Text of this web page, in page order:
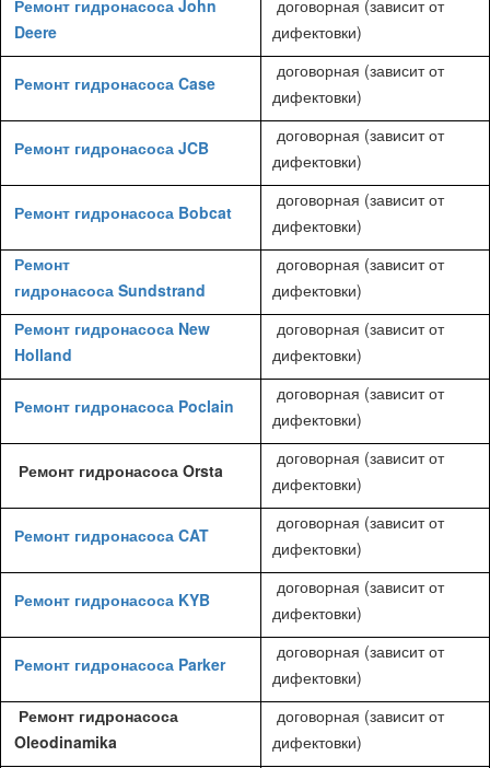
Ремонт гидронасоса John
Deere
договорная (зависит от
дифектовки)
Ремонт гидронасоса Case
договорная (зависит от
дифектовки)
Ремонт гидронасоса JCB
договорная (зависит от
дифектовки)
Ремонт гидронасоса Bobcat
договорная (зависит от
дифектовки)
Ремонт
гидронасоса Sundstrand
договорная (зависит от
дифектовки)
Ремонт гидронасоса New
Holland
договорная (зависит от
дифектовки)
Ремонт гидронасоса Poclain
договорная (зависит от
дифектовки)
Ремонт гидронасоса Orsta
договорная (зависит от
дифектовки)
Ремонт гидронасоса CAT
договорная (зависит от
дифектовки)
Ремонт гидронасоса KYB
договорная (зависит от
дифектовки)
Ремонт гидронасоса Parker
договорная (зависит от
дифектовки)
Ремонт гидронасоса
Oleodinamika
договорная (зависит от
дифектовки)